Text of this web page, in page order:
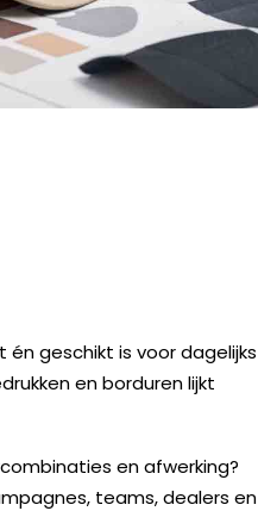
geschikt is voor dagelijks
enbordurenlijkt
en afwerking?
teams, dealers en